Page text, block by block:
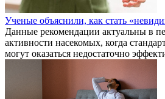
Ученые объяснили, как стать
Данные рекомендации актуальны в
активности насекомых, когда
могут оказаться недостаточно